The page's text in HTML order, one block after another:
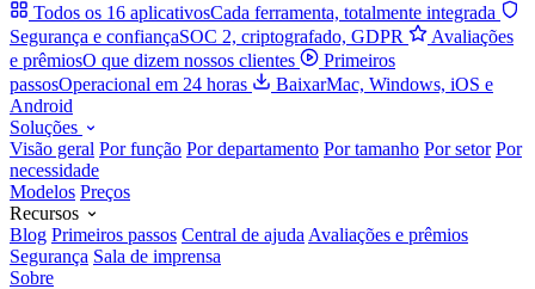
Todos os 16 aplicativosCada ferramenta, totalmente integrada
Segurança e confiançaSOC 2, criptografado, GDPR
Avaliações
e prêmiosO que dizem nossos clientes
Primeiros
passosOperacional em 24 horas BaixarMac, Windows, iOS e
Android
Soluções
Visão geral Por função Por departamento Por tamanho Por setor Por
necessidade
Modelos Preços
Recursos
Blog Primeiros passos Central de ajuda Avaliações e prêmios
Segurança Sala de imprensa
Sobre